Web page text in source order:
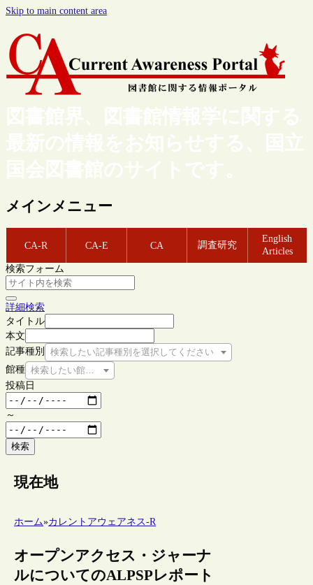
Skip to main content area
図書館界、図書館情報学に関する
最新の情報をお知らせする、国立
国会図書館のサイトです。
メインメニュー
CA-R CA-E CA 調査研究
English
Articles
検索フォーム
詳細検索
タイトル
本文
記事種別
検索したい記事種別を選択してください
館種 検索したい館種を選択してください
投稿日
～
検索
現在地
ホーム»カレントアウェアネス-R
オープンアクセス・ジャーナ
ルについてのALPSPレポート